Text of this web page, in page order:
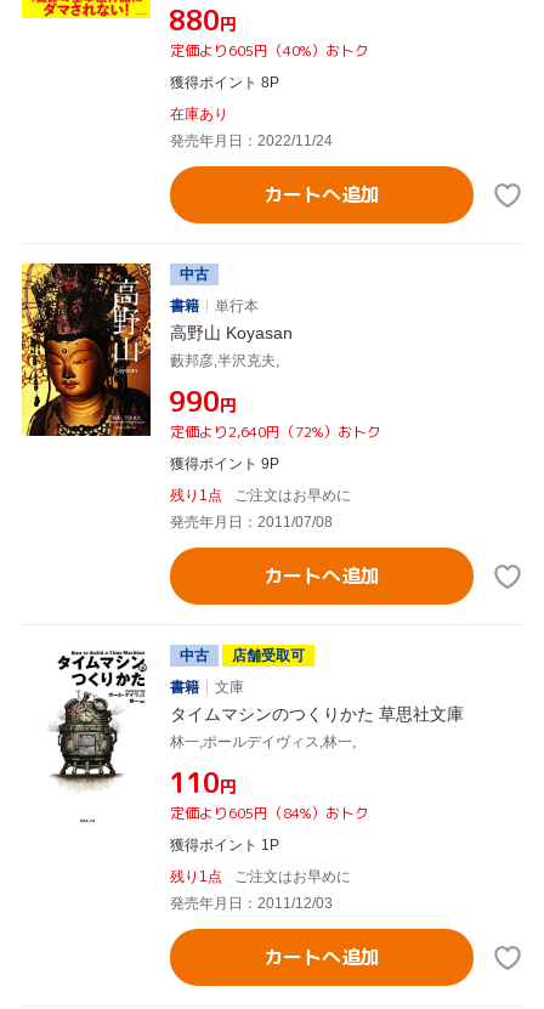
¥880円
定価より605円（40%）おトク
獲得ポイント 8P
在庫あり
発売年月日：2022/11/24
カートへ追加
中古
書籍
単行本
高野山 Koyasan
藪邦彦,半沢克夫,
¥990円
定価より2,640円（72%）おトク
獲得ポイント 9P
残り1点
ご注文はお早めに
発売年月日：2011/07/08
カートへ追加
中古
店舗受取可
書籍
文庫
タイムマシンのつくりかた 草思社文庫
林一,ポールデイヴィス,林一,
¥110円
定価より605円（84%）おトク
獲得ポイント 1P
残り1点
ご注文はお早めに
発売年月日：2011/12/03
カートへ追加